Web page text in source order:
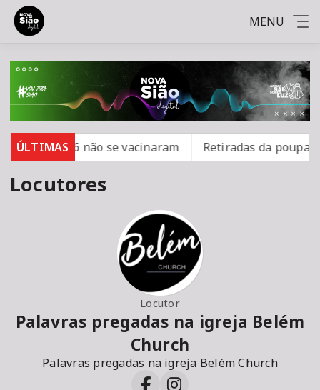
MENU
ÚLTIMAS16 não se vacinaram Retiradas da
Locutores
Locutor
Palavras pregadas na igreja Belém
Church
Palavras pregadas na igreja Belém Church